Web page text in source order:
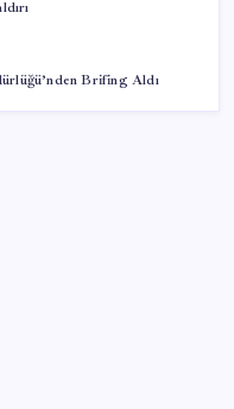
Brifing Aldı